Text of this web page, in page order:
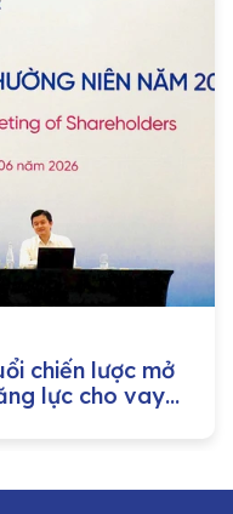
chiến lược mở
lực cho vay